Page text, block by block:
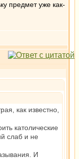
предмет уже как-
как известно,
католические
слаб и не
И